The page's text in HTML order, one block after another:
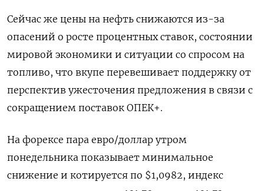
Сейчас же цены на нефть снижаются из-за
опасений о росте процентных ставок, состоянии
мировой экономики и ситуации со спросом на
топливо, что вкупе перевешивает поддержку от
перспектив ужесточения предложения в связи с
сокращением поставок ОПЕК+.
На форексе пара евро/доллар утром
понедельника показывает минимальное
снижение и котируется по $1,0982, индекс